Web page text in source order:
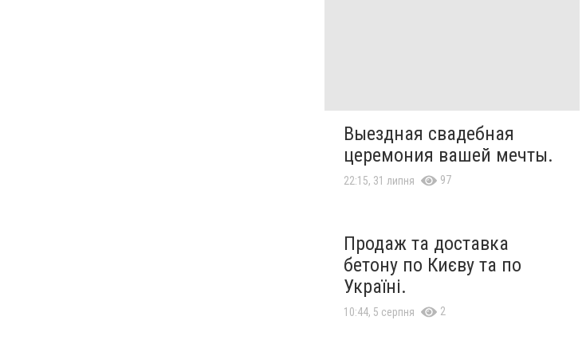
Выездная свадебная
церемония вашей мечты.
22:15, 31 липня 97
Продаж та доставка
бетону по Києву та по
Україні.
10:44, 5 серпня 2